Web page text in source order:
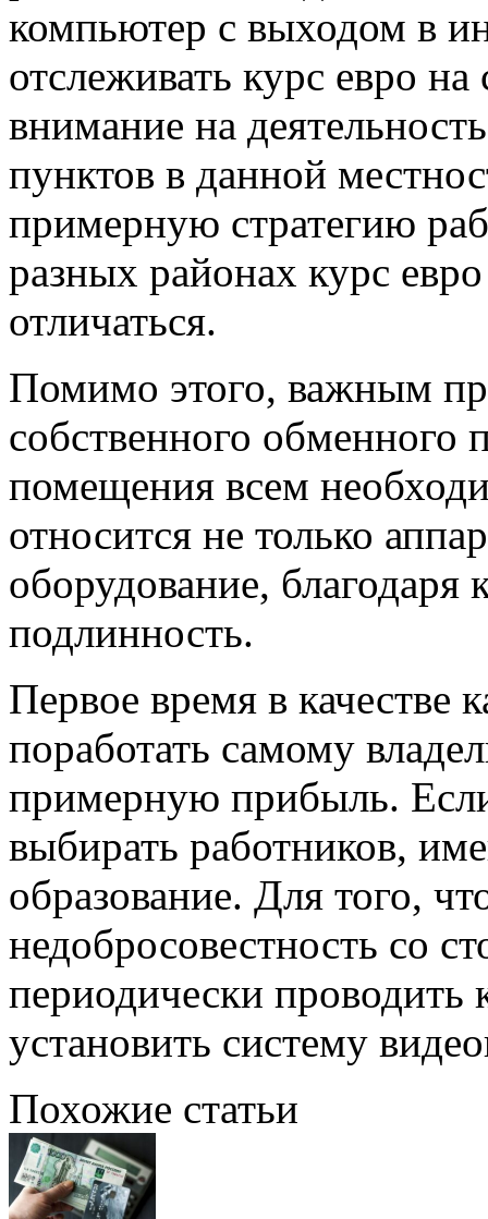
компьютер с выходом в
отслеживать курс евро
внимание на
пунктов в данной
примерную стратегию
разных районах курс
отличаться.
Помимо этого, важным
собственного обменного
помещения всем
относится не только
оборудование,
подлинность.
Первое время в качестве
поработать самому
примерную прибыль.
выбирать работников,
образование. Для того,
недобросовестность со
периодически проводить
установить систему
Похожие статьи